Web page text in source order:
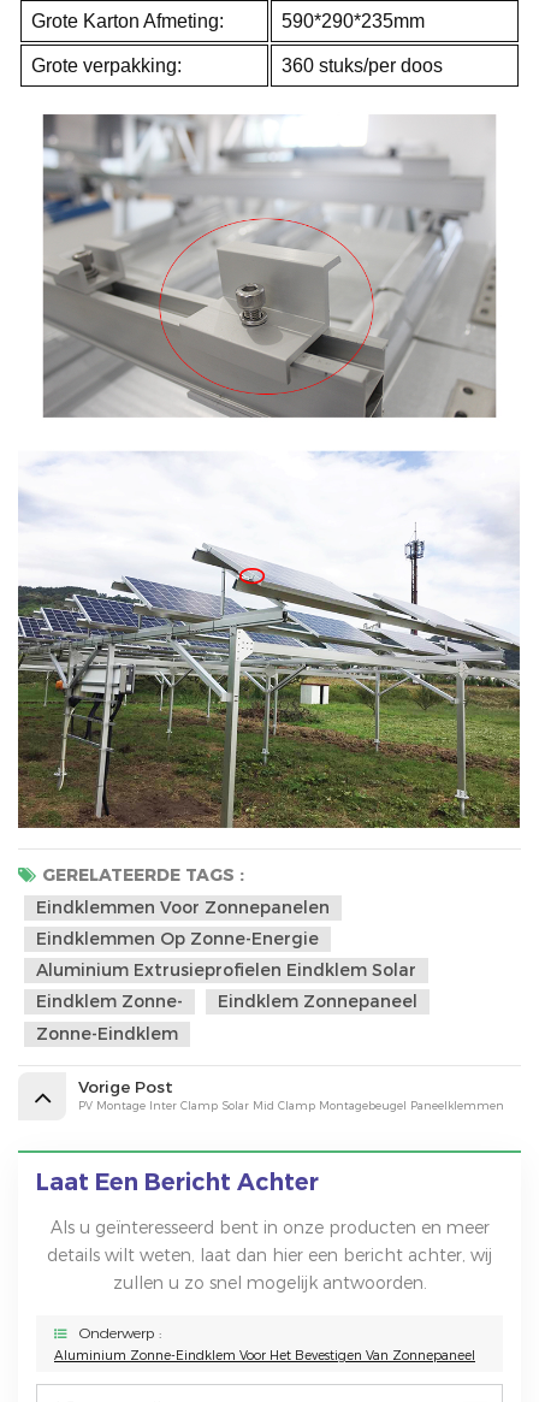
Grote Karton Afmeting: 590*290*235mm
Grote verpakking: 360 stuks/per doos
GERELATEERDE TAGS :
Eindklemmen Voor Zonnepanelen
Eindklemmen Op Zonne-Energie
Aluminium Extrusieprofielen Eindklem Solar
Eindklem Zonne-
Eindklem Zonnepaneel
Zonne-Eindklem
Vorige Post
PV Montage Inter Clamp Solar Mid Clamp Montagebeugel Paneelklemmen
Laat Een Bericht Achter
Als u geïnteresseerd bent in onze producten en meer
details wilt weten, laat dan hier een bericht achter, wij
zullen u zo snel mogelijk antwoorden.
Onderwerp :
Aluminium Zonne-Eindklem Voor Het Bevestigen Van Zonnepaneel